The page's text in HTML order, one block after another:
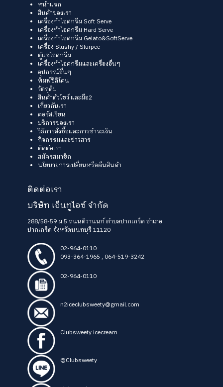
หน้าแรก
สินค้าของเรา
เครื่องทำไอศกรีม Soft Serve
เครื่องทำไอศกรีม Hard Serve
เครื่องทำไอศกรีม Gelato&SoftServe
เครื่อง Slushy / Slurpee
ตู้แช่ไอศกรีม
เครื่องทำไอศกรีมและเครื่องอื่นๆ
อุปกรณ์อื่นๆ
พิมพ์ซิลิโคน
วัตถุดิบ
สินค้าตัวโชว์ และมือ2
เกี่ยวกับเรา
คอร์สเรียน
บริการของเรา
วิธีการสั่งซื้อและการชำระเงิน
กิจกรรมและข่าวสาร
ติดต่อเรา
สมัครสมาชิก
นโยบายการเปลี่ยนหรือคืนสินค้า
ติดต่อเรา
บริษัท เอ็นทูไอซ์ จำกัด
288/58-59 ม.5 ถนนติวานนท์ ตำบลปากเกร็ด อำเภอ
ปากเกร็ด จังหวัดนนทบุรี 11120
02-964-0110
093-364-1965 , 064-519-3242
02-964-0110
n2iceclubsweety@gmail.com
Clubsweety icecream
@Clubsweety